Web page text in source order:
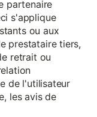
partenaire
s'applique
ou aux
prestataire tiers,
retrait ou
de l'utilisateur
les avis de